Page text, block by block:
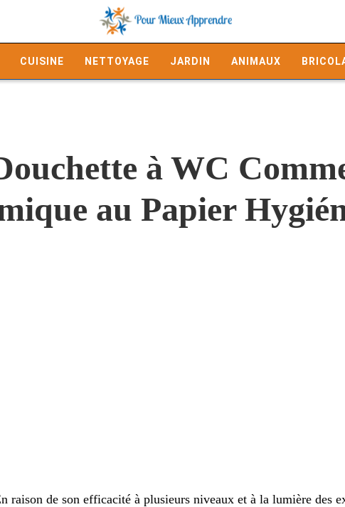
CUISINE NETTOYAGE JARDIN ANIMAUX
à WC
au Papier
raison de son efficacité à plusieurs niveaux et à la lumière des